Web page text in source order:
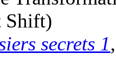
Shift)
secrets 1